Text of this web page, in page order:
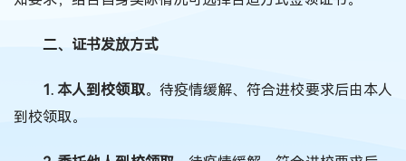
二、证书发放方式
1.本人到校领取。待疫情缓解、符合进校要求后由本人
到校领取。